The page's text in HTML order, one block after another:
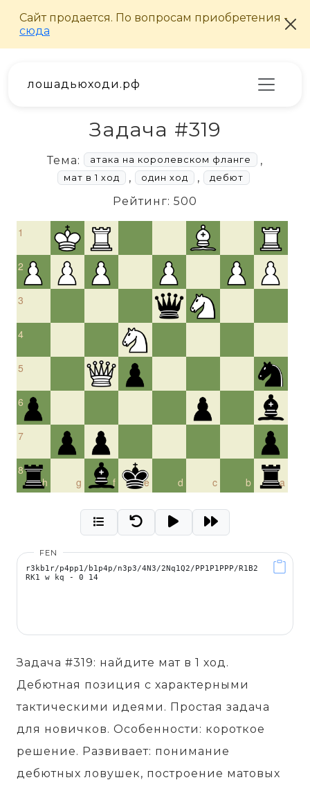
лошадьюходи.рф
Задача #319
Тема: атака на королевском фланге ,
мат в 1 ход , один ход , дебют
Рейтинг: 500
1
2
3
4
5
6
7
h
8
g
f e d c b a
FEN
Задача #319: найдите мат в 1 ход.
Дебютная позиция с характерными
тактическими идеями. Простая задача
для новичков. Особенности: короткое
решение. Развивает: понимание
дебютных ловушек, построение матовых